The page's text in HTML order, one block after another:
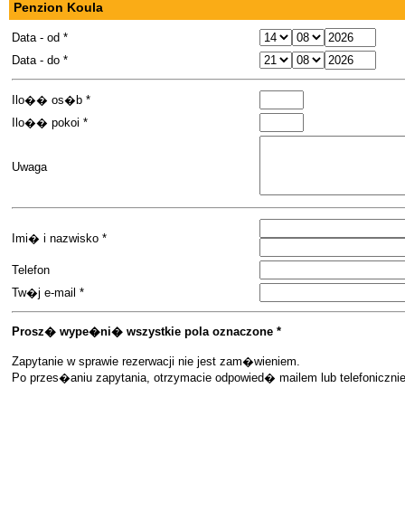
Penzion Koula
Data - od *
Data - do *
Ilo�� os�b *
Ilo�� pokoi *
Uwaga
Imi� i nazwisko *
Telefon
Tw�j e-mail *
Prosz� wype�ni� wszystkie pola oznaczone *
Zapytanie w sprawie rezerwacji nie jest zam�wieniem.
Po przes�aniu zapytania, otrzymacie odpowied� mailem lub